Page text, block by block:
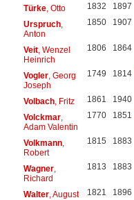
Türke, Otto 1832 1897
Urspruch,
Anton
1850 1907
Veit, Wenzel
Heinrich
1806 1864
Vogler, Georg
Joseph
1749 1814
Volbach, Fritz 1861 1940
Volckmar,
Adam Valentin
1770 1851
Volkmann,
Robert
1815 1883
Wagner,
Richard
1813 1883
Walter, August 1821 1896